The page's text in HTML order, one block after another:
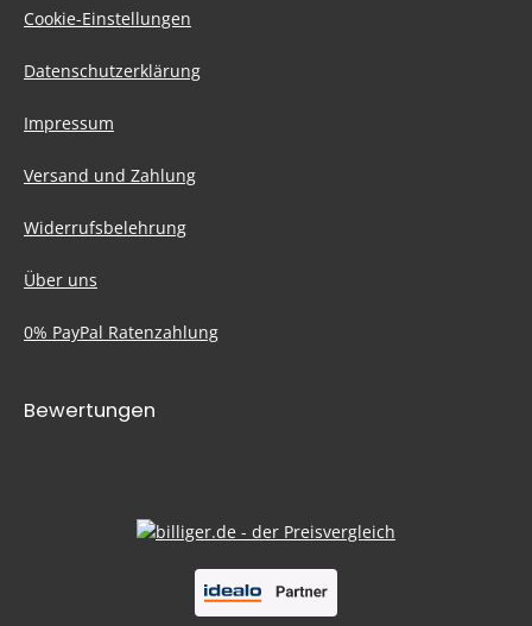
Cookie-Einstellungen
Datenschutzerklärung
Impressum
Versand und Zahlung
Widerrufsbelehrung
Über uns
0% PayPal Ratenzahlung
Bewertungen